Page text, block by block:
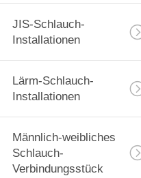
JIS-Schlauch-
Installationen
Lärm-Schlauch-
Installationen
Männlich-weibliches
Schlauch-
Verbindungsstück